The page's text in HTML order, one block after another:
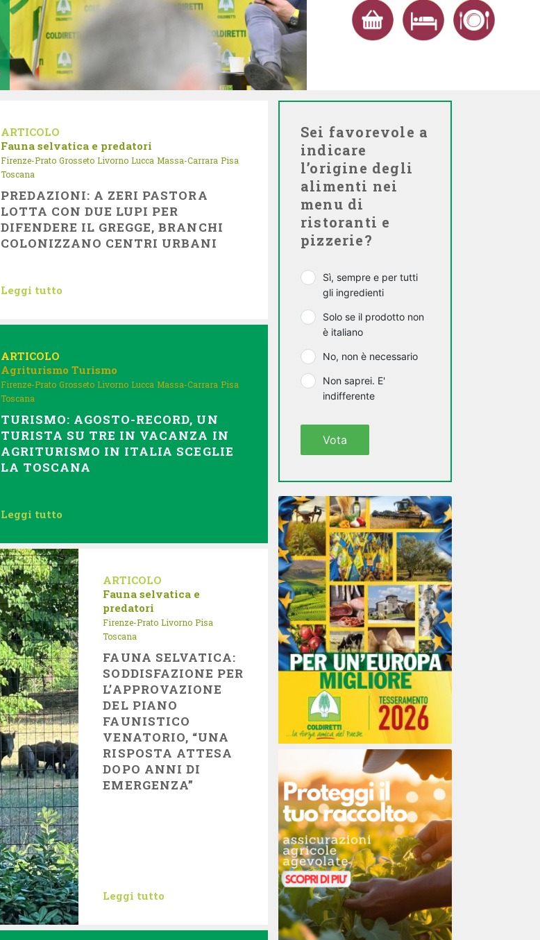
SERVONO
URGENTI
ARTICOLO
Fauna selvatica e predatori
Firenze-Prato Grosseto Livorno Lucca Massa-Carrara Pisa
Toscana
PREDAZIONI: A ZERI PASTORA
LOTTA CON DUE LUPI PER
DIFENDERE IL GREGGE, BRANCHI
COLONIZZANO CENTRI URBANI
Leggi tutto
ARTICOLO
Agriturismo Turismo
Firenze-Prato Grosseto Livorno Lucca Massa-Carrara Pisa
Toscana
TURISMO: AGOSTO-RECORD, UN
TURISTA SU TRE IN VACANZA IN
AGRITURISMO IN ITALIA SCEGLIE
LA TOSCANA
Leggi tutto
ARTICOLO
Fauna selvatica e
predatori
Firenze-Prato Livorno Pisa
Toscana
FAUNA SELVATICA:
SODDISFAZIONE PER
L’APPROVAZIONE
DEL PIANO
FAUNISTICO
VENATORIO, “UNA
RISPOSTA ATTESA
DOPO ANNI DI
EMERGENZA”
Leggi tutto
Sei favorevole a
indicare
l’origine degli
alimenti nei
menu di
ristoranti e
pizzerie?
Sì, sempre e per tutti
gli ingredienti
Solo se il prodotto non
è italiano
No, non è necessario
Non saprei. E'
indifferente
Vota